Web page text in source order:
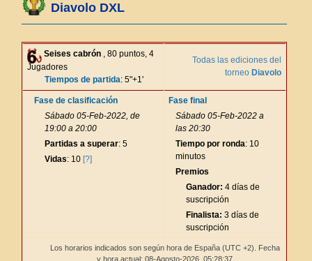
Diavolo DXL
Seises cabrón , 80 puntos, 4
Jugadores
Tiempos de partida: 5"+1'
Todas las ediciones del
torneo Diavolo
Fase de clasificación
Sábado 05-Feb-2022, de
19:00 a 20:00
Partidas a superar: 5
Vidas: 10 [?]
Fase final
Sábado 05-Feb-2022 a
las 20:30
Tiempo por ronda: 10
minutos
Premios
Ganador: 4 días de
suscripción
Finalista: 3 días de
suscripción
Los horarios indicados son según hora de España (UTC +2). Fecha
y hora actual: 08-Agosto-2026, 05:28:37